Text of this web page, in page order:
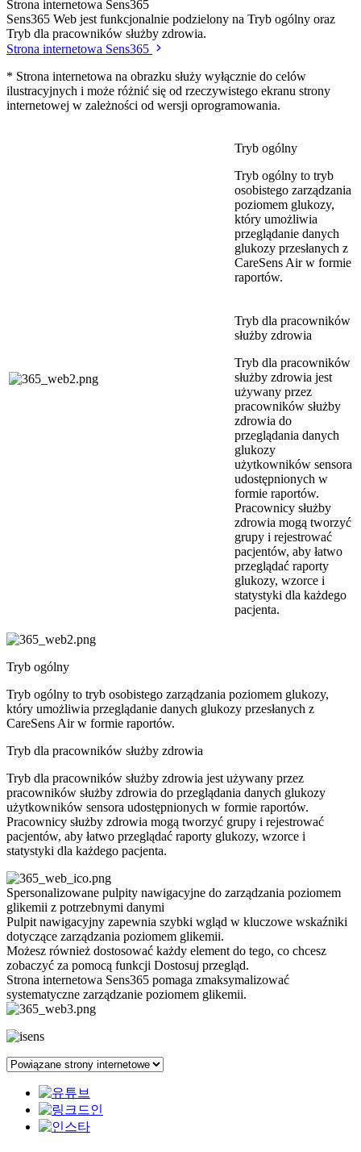
Strona internetowa Sens365
Sens365 Web jest funkcjonalnie podzielony na Tryb ogólny oraz
Tryb dla pracowników służby zdrowia.
Strona internetowa Sens365
* Strona internetowa na obrazku służy wyłącznie do celów
ilustracyjnych i może różnić się od rzeczywistego ekranu strony
internetowej w zależności od wersji oprogramowania.
Tryb ogólny
Tryb ogólny to tryb
osobistego zarządzania
poziomem glukozy,
który umożliwia
przeglądanie danych
glukozy przesłanych z
CareSens Air w formie
raportów.
Tryb dla pracowników
służby zdrowia
Tryb dla pracowników
służby zdrowia jest
używany przez
pracowników służby
zdrowia do
przeglądania danych
glukozy
użytkowników sensora
udostępnionych w
formie raportów.
Pracownicy służby
zdrowia mogą tworzyć
grupy i rejestrować
pacjentów, aby łatwo
przeglądać raporty
glukozy, wzorce i
statystyki dla każdego
pacjenta.
Tryb ogólny
Tryb ogólny to tryb osobistego zarządzania poziomem glukozy,
który umożliwia przeglądanie danych glukozy przesłanych z
CareSens Air w formie raportów.
Tryb dla pracowników służby zdrowia
Tryb dla pracowników służby zdrowia jest używany przez
pracowników służby zdrowia do przeglądania danych glukozy
użytkowników sensora udostępnionych w formie raportów.
Pracownicy służby zdrowia mogą tworzyć grupy i rejestrować
pacjentów, aby łatwo przeglądać raporty glukozy, wzorce i
statystyki dla każdego pacjenta.
Spersonalizowane pulpity nawigacyjne do zarządzania poziomem
glikemii z potrzebnymi danymi
Pulpit nawigacyjny zapewnia szybki wgląd w kluczowe wskaźniki
dotyczące zarządzania poziomem glikemii.
Możesz również dostosować każdy element do tego, co chcesz
zobaczyć za pomocą funkcji Dostosuj przegląd.
Strona internetowa Sens365 pomaga zmaksymalizować
systematyczne zarządzanie poziomem glikemii.